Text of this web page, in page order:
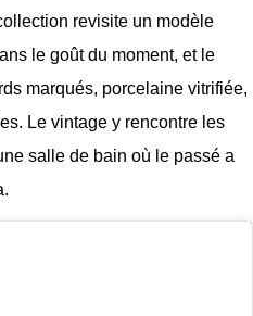
revisite un modèle
le goût du moment, et le
marqués, porcelaine vitrifiée,
Le vintage y rencontre les
salle de bain où le passé a